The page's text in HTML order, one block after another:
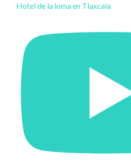
Hotel de la loma en Tlaxcala